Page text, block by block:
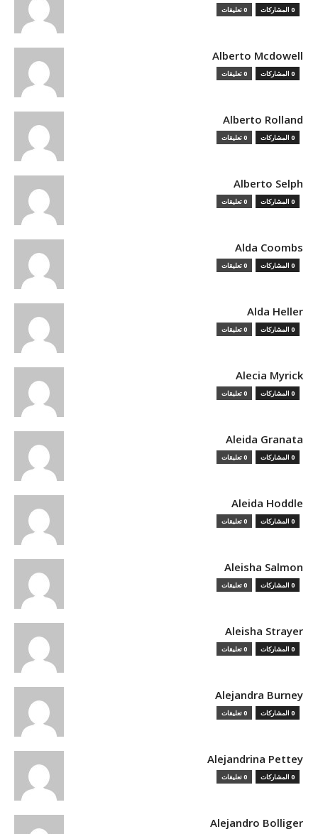
0 المشاركات 0 تعليقات
Alberto Mcdowell
0 المشاركات 0 تعليقات
Alberto Rolland
0 المشاركات 0 تعليقات
Alberto Selph
0 المشاركات 0 تعليقات
Alda Coombs
0 المشاركات 0 تعليقات
Alda Heller
0 المشاركات 0 تعليقات
Alecia Myrick
0 المشاركات 0 تعليقات
Aleida Granata
0 المشاركات 0 تعليقات
Aleida Hoddle
0 المشاركات 0 تعليقات
Aleisha Salmon
0 المشاركات 0 تعليقات
Aleisha Strayer
0 المشاركات 0 تعليقات
Alejandra Burney
0 المشاركات 0 تعليقات
Alejandrina Pettey
0 المشاركات 0 تعليقات
Alejandro Bolliger